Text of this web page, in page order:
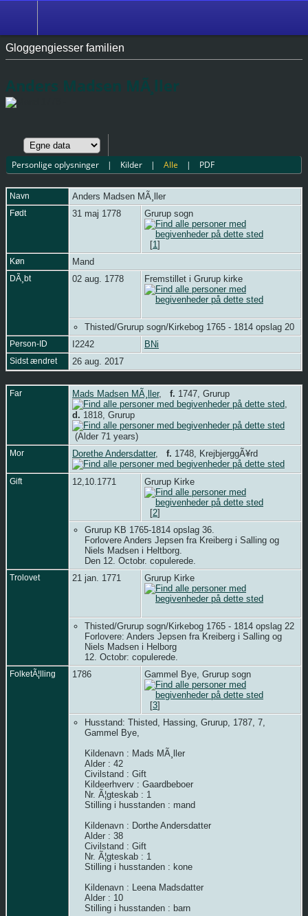
Gloggengiesser familien
Anders Madsen MÃ¸ller
Personlige oplysninger | Kilder |Alle | PDF
Navn Anders Madsen MÃ¸ller
Født 31 maj 1778 Grurup sogn
[1]
Køn Mand
DÃ¸bt 02 aug. 1778 Fremstillet i Grurup kirke
Thisted/Grurup sogn/Kirkebog 1765 - 1814 opslag 20
Person-ID I2242 BNi
Sidst ændret 26 aug. 2017
Far Mads Madsen MÃ¸ller, f. 1747, Grurup
d. 1818, Grurup
(Alder 71 years)
Mor Dorethe Andersdatter, f. 1748, KrejbjerggÃ¥rd
Gift 12,10.1771 Grurup Kirke
[2]
Grurup KB 1765-1814 opslag 36.
Forlovere Anders Jepsen fra Kreiberg i Salling og
Niels Madsen i Heltborg.
Den 12. Octobr. copulerede.
Trolovet 21 jan. 1771 Grurup Kirke
Thisted/Grurup sogn/Kirkebog 1765 - 1814 opslag 22
Forlovere: Anders Jepsen fra Kreiberg i Salling og
Niels Madsen i Helborg
12. Octobr: copulerede.
FolketÃ¦lling 1786 Gammel Bye, Grurup sogn
[3]
Husstand: Thisted, Hassing, Grurup, 1787, 7,
Gammel Bye,
Kildenavn : Mads MÃ¸ller
Alder : 42
Civilstand : Gift
Kildeerhverv : Gaardbeboer
Nr. Ã¦gteskab : 1
Stilling i husstanden : mand
Kildenavn : Dorthe Andersdatter
Alder : 38
Civilstand : Gift
Nr. Ã¦gteskab : 1
Stilling i husstanden : kone
Kildenavn : Leena Madsdatter
Alder : 10
Stilling i husstanden : barn